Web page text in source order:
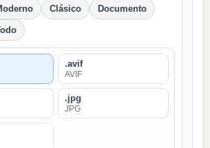
Clásico Documento
.avif
AVIF
.jpg
JPG